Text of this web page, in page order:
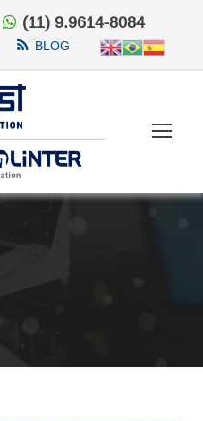
(11) 9.9614-8084
BLOG